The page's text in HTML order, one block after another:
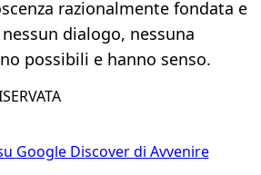
razionalmente fondata e
dialogo, nessuna
possibili e hanno senso.
Google Discover di Avvenire